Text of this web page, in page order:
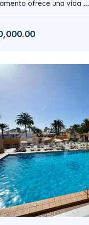
ofrece una vida ...